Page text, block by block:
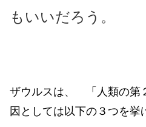
もいいだろう。
ザウルスは、 「人類の第
因としては以下の３つを挙